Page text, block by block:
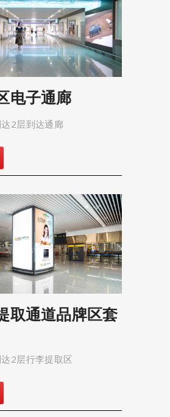
电子通廊
2层到达通廊
取通道品牌区套
2层行李提取区